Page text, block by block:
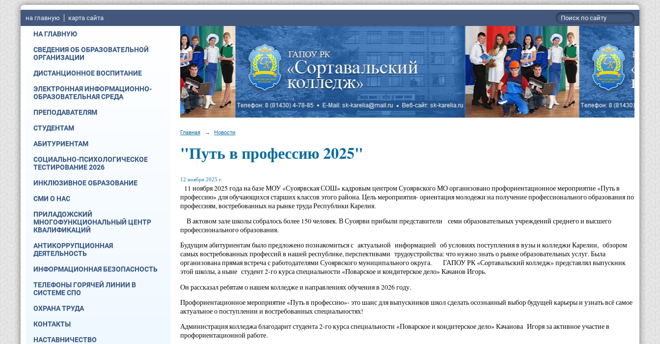
на главную карта сайта
НА ГЛАВНУЮ
СВЕДЕНИЯ ОБ ОБРАЗОВАТЕЛЬНОЙ
ОРГАНИЗАЦИИ
ДИСТАНЦИОННОЕ ВОСПИТАНИЕ
ЭЛЕКТРОННАЯ ИНФОРМАЦИОННО-
ОБРАЗОВАТЕЛЬНАЯ СРЕДА
ПРЕПОДАВАТЕЛЯМ
СТУДЕНТАМ
АБИТУРИЕНТАМ
СОЦИАЛЬНО-ПСИХОЛОГИЧЕСКОЕ
ТЕСТИРОВАНИЕ 2026
ИНКЛЮЗИВНОЕ ОБРАЗОВАНИЕ
СМИ О НАС
ПРИЛАДОЖСКИЙ
МНОГОФУНКЦИОНАЛЬНЫЙ ЦЕНТР
КВАЛИФИКАЦИЙ
АНТИКОРРУПЦИОННАЯ
ДЕЯТЕЛЬНОСТЬ
ИНФОРМАЦИОННАЯ БЕЗОПАСНОСТЬ
ТЕЛЕФОНЫ ГОРЯЧЕЙ ЛИНИИ В
СИСТЕМЕ СПО
ОХРАНА ТРУДА
КОНТАКТЫ
НАСТАВНИЧЕСТВО
Главная → Новости
"Путь в профессию 2025"
12 ноября 2025 г.
11 ноября 2025 года на базе МОУ «Суоярвская СОШ» кадровым центром Суоярвского МО организовано профориентационное мероприятие «Путь в
профессию» для обучающихся старших классов этого района. Цель мероприятия- ориентация молодежи на получение профессионального образования по
профессиям, востребованных на рынке труда Республики Карелия.
В актовом зале школы собралось более 150 человек. В Суоярви прибыли представители семи образовательных учреждений среднего и высшего
профессионального образования.
Будущим абитуриентам было предложено познакомиться с актуальной информацией об условиях поступления в вузы и колледжи Карелии, обзором
самых востребованных профессий в нашей республике, перспективами трудоустройства: что нужно знать о рынке образовательных услуг. Была
организована прямая встреча с работодателями Суоярвского муниципального округа. ГАПОУ РК «Сортавальский колледж» представлял выпускник
этой школы, а ныне студент 2-го курса специальности «Поварское и кондитерское дело» Качанов Игорь.
Он рассказал ребятам о нашем колледже и направлениях обучения в 2026 году.
Профориентационное мероприятие «Путь в профессию»- это шанс для выпускников школ сделать осознанный выбор будущей карьеры и узнать всё самое
актуальное о поступлении и востребованных специальностях!
Администрация колледжа благодарит студента 2-го курса специальности «Поварское и кондитерское дело» Качанова Игоря за активное участие в
профориентационной работе.